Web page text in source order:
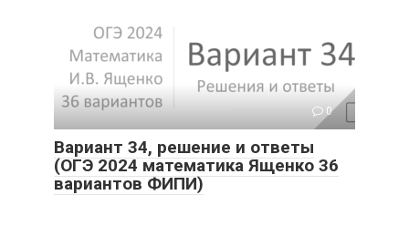
0
Вариант 34, решение и ответы
(ОГЭ 2024 математика Ященко 36
вариантов ФИПИ)